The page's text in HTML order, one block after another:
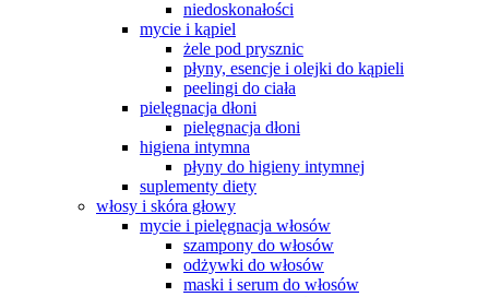
niedoskonałości
mycie i kąpiel
żele pod prysznic
płyny, esencje i olejki do kąpieli
peelingi do ciała
pielęgnacja dłoni
pielęgnacja dłoni
higiena intymna
płyny do higieny intymnej
suplementy diety
włosy i skóra głowy
mycie i pielęgnacja włosów
szampony do włosów
odżywki do włosów
maski i serum do włosów